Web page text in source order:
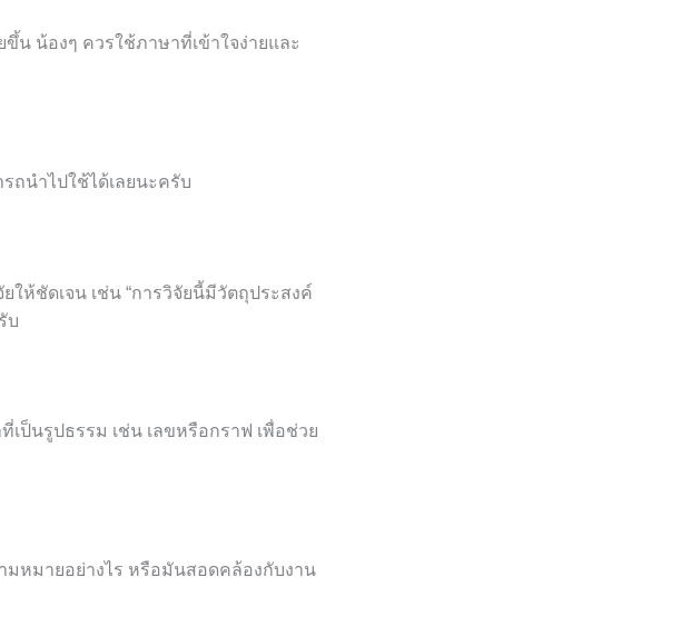
น น้องๆ ควรใช้ภาษาที่เข้าใจง่ายและ
ถนำไปใช้ได้เลยนะครับ
ให้ชัดเจน เช่น “การวิจัยนี้มีวัตถุประสงค์
บ
ป็นรูปธรรม เช่น เลขหรือกราฟ เพื่อช่วย
มหมายอย่างไร หรือมันสอดคล้องกับงาน